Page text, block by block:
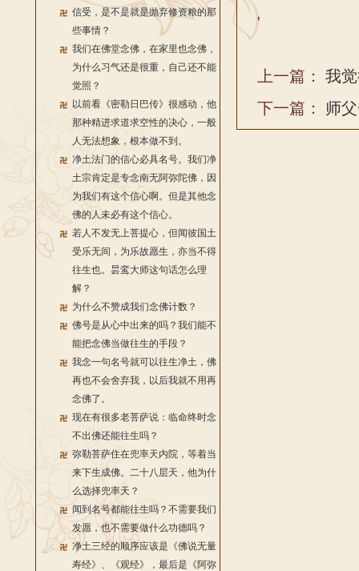
信受，是不是就是抛弃修资粮的那
些事情？
我们在佛堂念佛，在家里也念佛，
为什么习气还是很重，自己还不能
觉照？
以前看《密勒日巴传》很感动，他
那种精进求道求空性的决心，一般
人无法想象，根本做不到。
净土法门的信心必具名号。我们净
土宗肯定是专念南无阿弥陀佛，因
为我们有这个信心啊。但是其他念
佛的人未必有这个信心。
若人不发无上菩提心，但闻彼国土
受乐无间，为乐故愿生，亦当不得
往生也。昙鸾大师这句话怎么理
解？
为什么不赞成我们念佛计数？
佛号是从心中出来的吗？我们能不
能把念佛当做往生的手段？
我念一句名号就可以往生净土，佛
再也不会舍弃我，以后我就不用再
念佛了。
现在有很多老菩萨说：临命终时念
不出佛还能往生吗？
弥勒菩萨住在兜率天内院，等着当
来下生成佛。二十八层天，他为什
么选择兜率天？
闻到名号都能往生吗？不需要我们
发愿，也不需要做什么功德吗？
净土三经的顺序应该是《佛说无量
寿经》、《观经》，最后是《阿弥
'
上一篇： 我
下一篇： 师